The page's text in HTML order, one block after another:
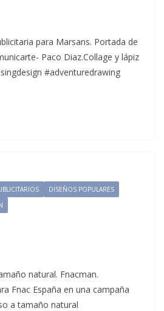
para Marsans. Portada de
Paco Diaz.Collage y lápiz
#adventuredrawing
DISEÑOS POPULARES
natural. Fnacman.
Fnac España en una campaña
a tamaño natural